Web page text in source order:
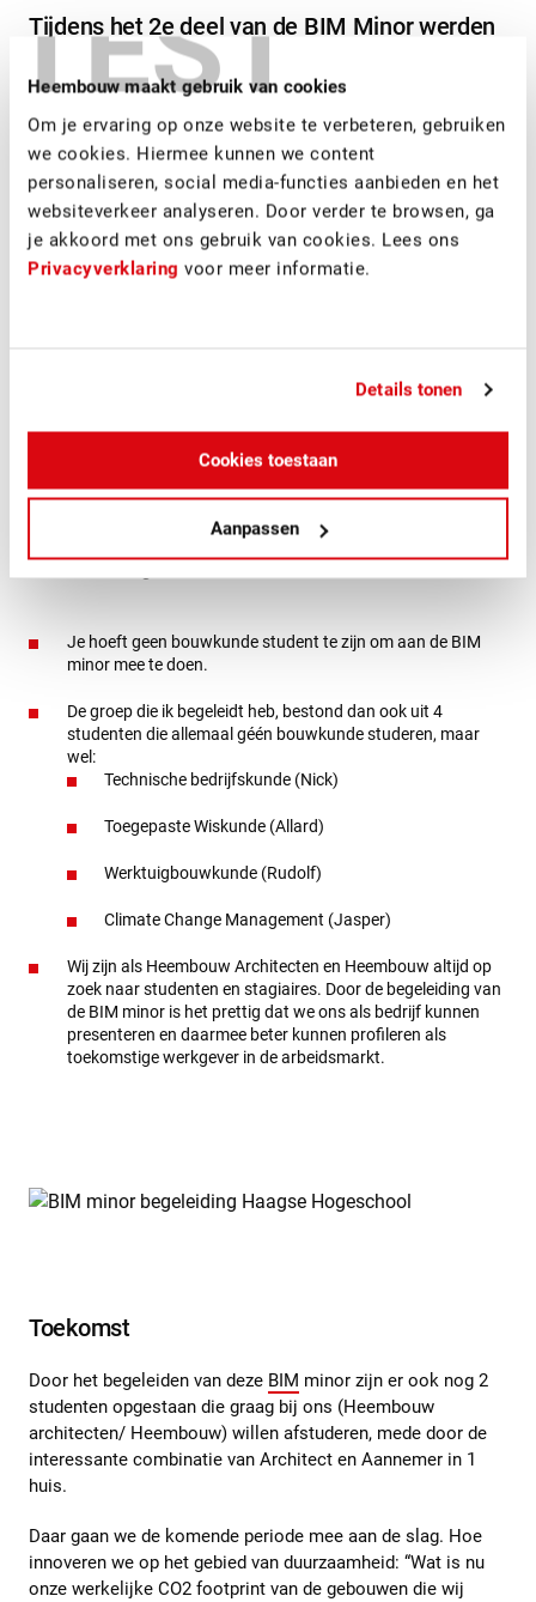
TEST
Heembouw maakt gebruik van cookies
Om je ervaring op onze website te verbeteren, gebruiken
we cookies. Hiermee kunnen we content
personaliseren, social media-functies aanbieden en het
websiteverkeer analyseren. Door verder te browsen, ga
je akkoord met ons gebruik van cookies. Lees ons
Privacyverklaring voor meer informatie.
Details tonen
Cookies toestaan
Aanpassen
Tijdens het 2e deel van de BIM Minor werden
de studenten door elkaar gehusseld, zodat zij
in 4 groepen een opdracht voor de Haagse
Hogeschool zelf konden invullen. Hierbij ging
de vraag specifiek over het toepassen van
Relatics en BIM.
De 4 groepen hadden vier verschillende vragen, welke zij
allen afzonderlijk ingevuld hebben.
van 10 weken heel veel inzicht hebben gekregen in BIM en
wat dit allemaal inhoudt. BIM gaat zeker verder dan alleen
maar een mooi bouwkundig 3D model.
Je hoeft geen bouwkunde student te zijn om aan de BIM
minor mee te doen.
De groep die ik begeleidt heb, bestond dan ook uit 4
studenten die allemaal géén bouwkunde studeren, maar
wel:
Technische bedrijfskunde (Nick)
Toegepaste Wiskunde (Allard)
Werktuigbouwkunde (Rudolf)
Climate Change Management (Jasper)
Wij zijn als Heembouw Architecten en Heembouw altijd op
zoek naar studenten en stagiaires. Door de begeleiding van
de BIM minor is het prettig dat we ons als bedrijf kunnen
presenteren en daarmee beter kunnen profileren als
toekomstige werkgever in de arbeidsmarkt.
Toekomst
Door het begeleiden van deze BIM minor zijn er ook nog 2
studenten opgestaan die graag bij ons (Heembouw
architecten/ Heembouw) willen afstuderen, mede door de
interessante combinatie van Architect en Aannemer in 1
huis.
Daar gaan we de komende periode mee aan de slag. Hoe
innoveren we op het gebied van duurzaamheid: “Wat is nu
onze werkelijke CO2 footprint van de gebouwen die wij